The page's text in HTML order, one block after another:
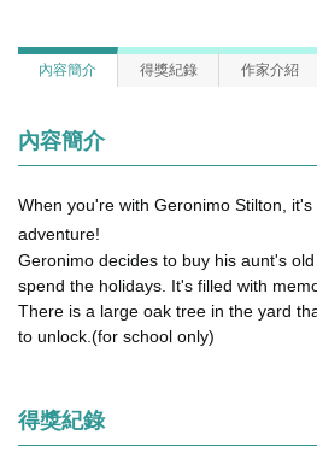
內容簡介 得獎紀錄 作家介紹
內容簡介
When you're with Geronimo Stilton,
adventure!
Geronimo decides to buy his aunt's
spend the holidays. It's filled with
There is a large oak tree in the yard
to unlock.(for school only)
得獎紀錄